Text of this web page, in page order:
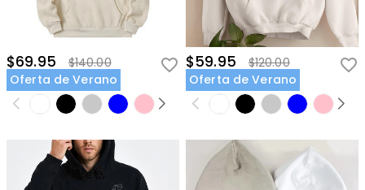
$69.95
$140.00
Oferta de Verano
$59.95
$120.00
Oferta de Verano